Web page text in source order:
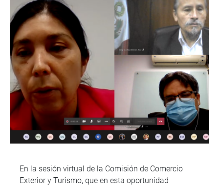
En la sesión virtual de la Comisión de Comercio
Exterior y Turismo, que en esta oportunidad